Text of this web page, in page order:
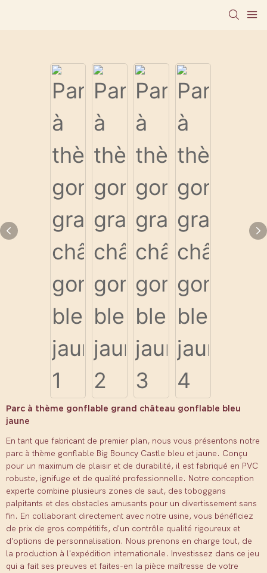
Parc à thème gonflable grand château gonflable bleu
jaune
En tant que fabricant de premier plan, nous vous présentons notre
parc à thème gonflable Big Bouncy Castle bleu et jaune. Conçu
pour un maximum de plaisir et de durabilité, il est fabriqué en PVC
robuste, ignifuge et de qualité professionnelle. Notre conception
experte combine plusieurs zones de saut, des toboggans
palpitants et des obstacles amusants pour un divertissement sans
fin. En collaborant directement avec notre usine, vous bénéficiez
de prix de gros compétitifs, d'un contrôle qualité rigoureux et
d'options de personnalisation. Nous prenons en charge tout, de
la production à l'expédition internationale. Investissez dans ce jeu
qui a fait ses preuves et faites-en la pièce maîtresse de votre